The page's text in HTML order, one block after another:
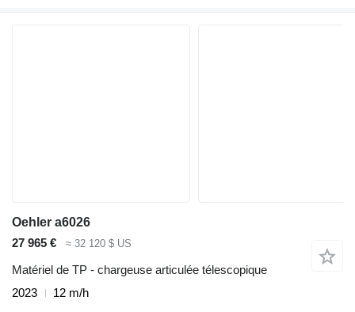
Oehler a6026
27 965 €
≈ 32 120 $ US
Matériel de TP - chargeuse articulée télescopique
2023
12 m/h